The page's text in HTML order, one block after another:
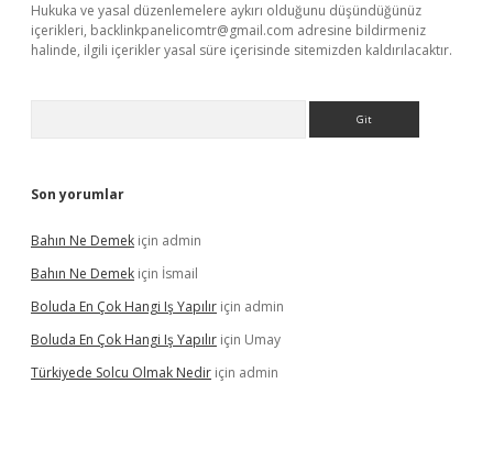
Hukuka ve yasal düzenlemelere aykırı olduğunu düşündüğünüz
içerikleri, backlinkpanelicomtr@gmail.com adresine bildirmeniz
halinde, ilgili içerikler yasal süre içerisinde sitemizden kaldırılacaktır.
Son yorumlar
Bahın Ne Demek için admin
Bahın Ne Demek için İsmail
Boluda En Çok Hangi Iş Yapılır için admin
Boluda En Çok Hangi Iş Yapılır için Umay
Türkiyede Solcu Olmak Nedir için admin